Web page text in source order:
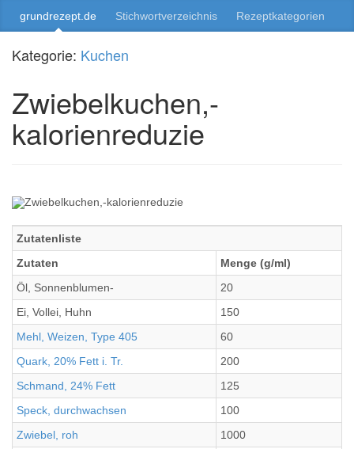
grundrezept.de Stichwortverzeichnis Rezeptkategorien
Kategorie: Kuchen
Zwiebelkuchen,-
kalorienreduzie
Zutatenliste
Zutaten
Menge (g/ml)
Öl, Sonnenblumen-
20
Ei, Vollei, Huhn
150
Mehl, Weizen, Type 405
60
Quark, 20% Fett i. Tr.
200
Schmand, 24% Fett
125
Speck, durchwachsen
100
Zwiebel, roh
1000